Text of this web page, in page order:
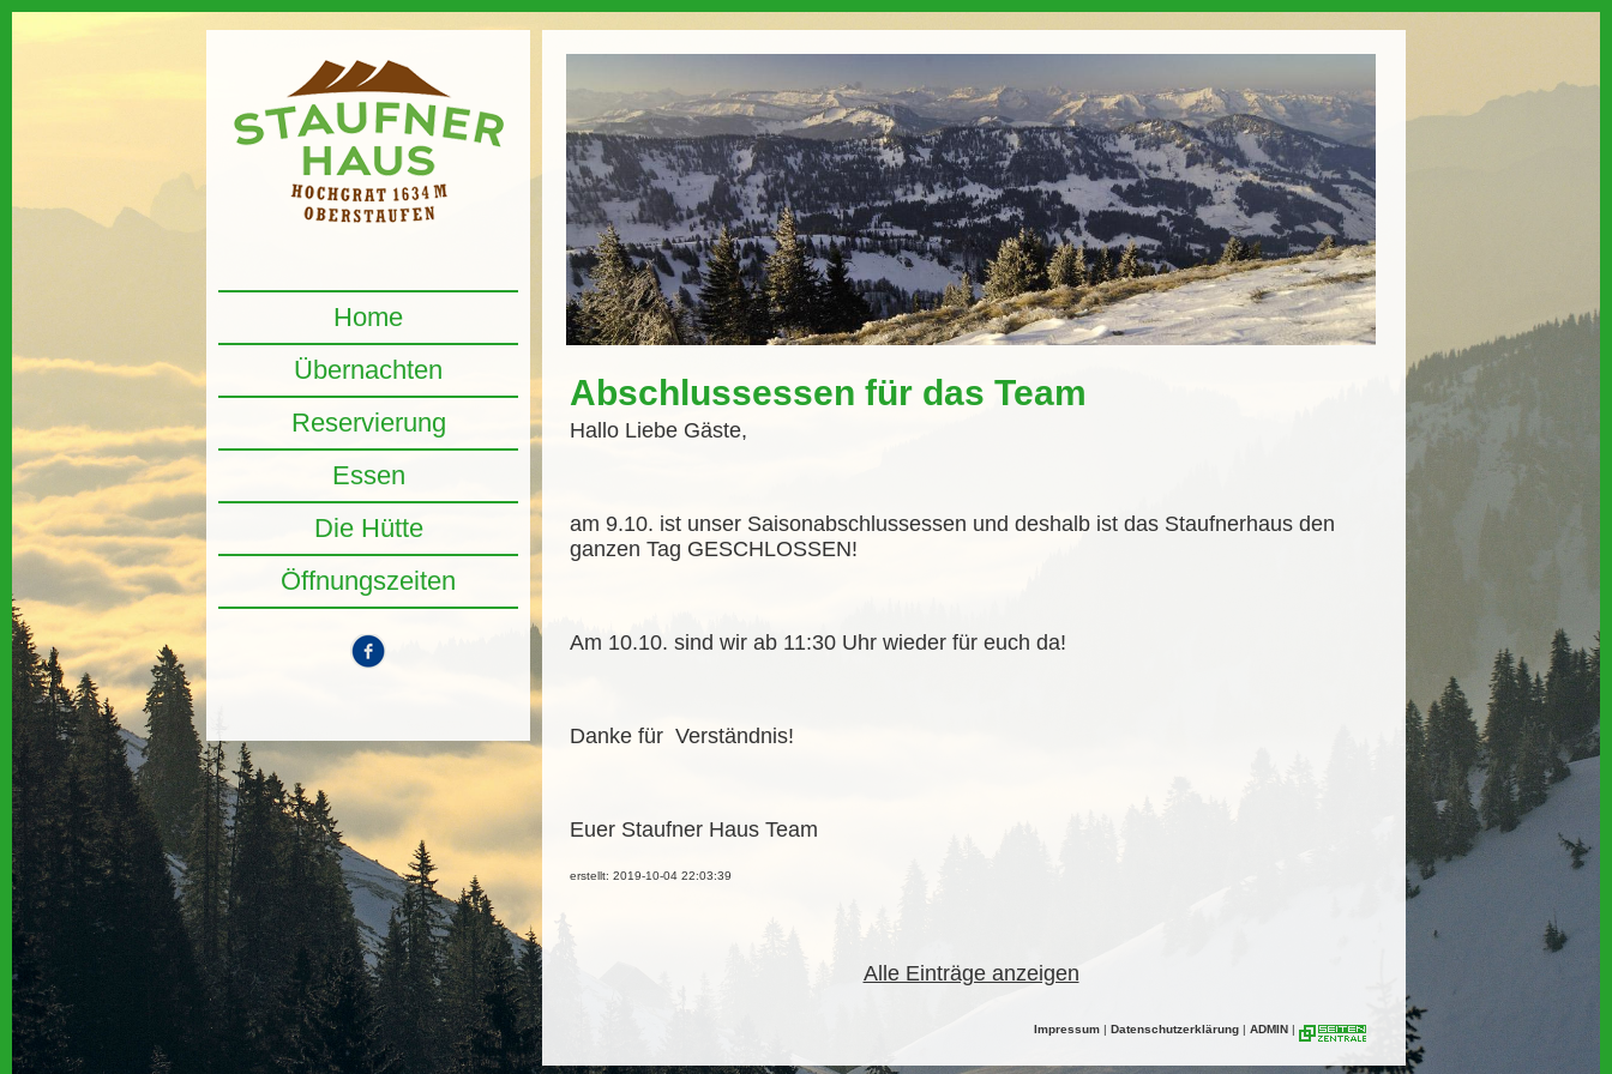
Home
Übernachten
Reservierung
Essen
Die Hütte
Öffnungszeiten
Abschlussessen für das Team
Hallo Liebe Gäste,
am 9.10. ist unser Saisonabschlussessen und deshalb ist das Staufnerhaus den
ganzen Tag GESCHLOSSEN!
Am 10.10. sind wir ab 11:30 Uhr wieder für euch da!
Danke für Verständnis!
Euer Staufner Haus Team
erstellt: 2019-10-04 22:03:39
Alle Einträge anzeigen
Impressum | Datenschutzerklärung | ADMIN |